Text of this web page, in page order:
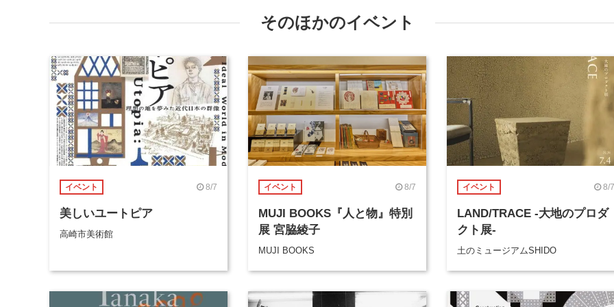
そのほかのイベント
イベント 8/7
美しいユートピア
高崎市美術館
イベント 8/7
MUJI BOOKS『人と物』特別
展 宮脇綾子
MUJI BOOKS
イベント 8/7
LAND/TRACE -大地のプロダ
クト展-
土のミュージアムSHIDO